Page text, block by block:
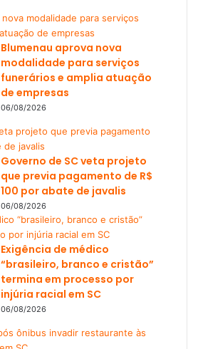
Blumenau aprova nova
modalidade para serviços
funerários e amplia atuação
de empresas
06/08/2026
Governo de SC veta projeto
que previa pagamento de R$
100 por abate de javalis
06/08/2026
Exigência de médico
“brasileiro, branco e cristão”
termina em processo por
injúria racial em SC
06/08/2026